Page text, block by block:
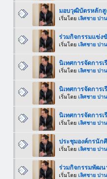
มอบวุฒิบัตรหลักสู
เริ่มโดย เลิศชาย ปา
ร่วมกิจกรรมแข่ง
เริ่มโดย เลิศชาย ปา
นิเทศการจัดการ
เริ่มโดย เลิศชาย ปา
นิเทศการจัดการ
เริ่มโดย เลิศชาย ปา
นิเทศการจัดการ
เริ่มโดย เลิศชาย ปา
ประชุมองค์กรนัก
เริ่มโดย เลิศชาย ปา
ร่วมกิจกรรมพัฒน
เริ่มโดย เลิศชาย ปา